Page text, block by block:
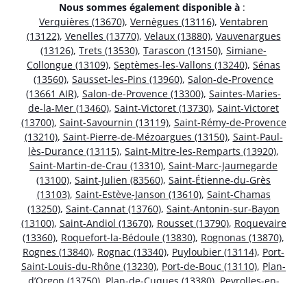
Nous sommes également disponible à :
Verquières (13670), Vernègues (13116), Ventabren
(13122), Venelles (13770), Velaux (13880), Vauvenargues
(13126), Trets (13530), Tarascon (13150), Simiane-
Collongue (13109), Septèmes-les-Vallons (13240), Sénas
(13560), Sausset-les-Pins (13960), Salon-de-Provence
(13661 AIR), Salon-de-Provence (13300), Saintes-Maries-
de-la-Mer (13460), Saint-Victoret (13730), Saint-Victoret
(13700), Saint-Savournin (13119), Saint-Rémy-de-Provence
(13210), Saint-Pierre-de-Mézoargues (13150), Saint-Paul-
lès-Durance (13115), Saint-Mitre-les-Remparts (13920),
Saint-Martin-de-Crau (13310), Saint-Marc-Jaumegarde
(13100), Saint-Julien (83560), Saint-Étienne-du-Grès
(13103), Saint-Estève-Janson (13610), Saint-Chamas
(13250), Saint-Cannat (13760), Saint-Antonin-sur-Bayon
(13100), Saint-Andiol (13670), Rousset (13790), Roquevaire
(13360), Roquefort-la-Bédoule (13830), Rognonas (13870),
Rognes (13840), Rognac (13340), Puyloubier (13114), Port-
Saint-Louis-du-Rhône (13230), Port-de-Bouc (13110), Plan-